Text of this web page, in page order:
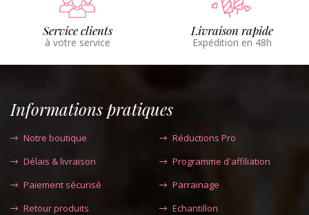
Service clients
à votre service
Livraison rapide
Expédition en 48h
Informations pratiques
Notre boutique
Délais & livraison
Paiement sécurisé
Retour produits
Réductions Pro
Programme d'affiliation
Parrainage
Echantillon